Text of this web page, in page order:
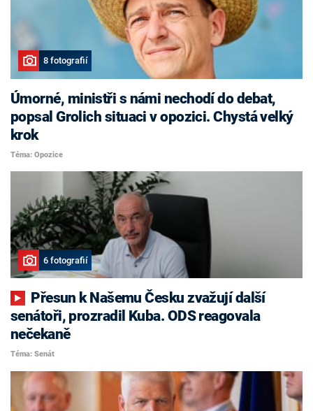
8 fotografií
Úmorné, ministři s námi nechodí do debat,
popsal Grolich situaci v opozici. Chystá velký
krok
Téma: Opozice
6 fotografií
senátoři, prozradil Kuba. ODS reagovala
nečekaně
Téma: Senát